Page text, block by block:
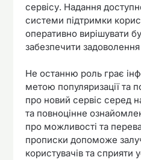
сервісу. Надання
системи підтримки
оперативно вирішувати
забезпечити
Не останню роль грає
метою популяризації та
про новий сервіс серед
та повноцінне
про можливості та
прописки допоможе
користувачів та сприяти